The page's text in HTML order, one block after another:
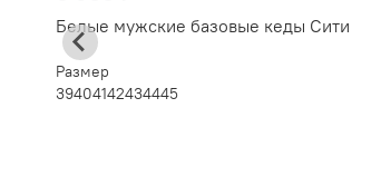
Белые мужские базовые кеды Сити
Размер
39404142434445